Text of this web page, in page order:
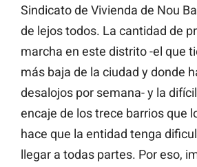
Sindicato de Vivienda de Nou
de lejos todos. La cantidad de
marcha en este distrito -el que
más baja de la ciudad y donde
desalojos por semana- y la
encaje de los trece barrios que
hace que la entidad tenga
llegar a todas partes. Por eso,